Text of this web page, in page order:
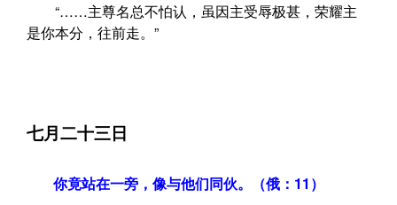
“……主尊名总不怕认，虽因主受辱极甚，荣耀主
是你本分，往前走。”
七月二十三日
你竟站在一旁，像与他们同伙。（俄：11）